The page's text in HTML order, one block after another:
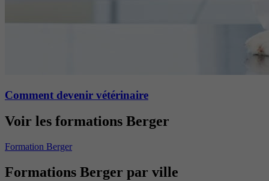
Comment devenir vétérinaire
Voir les formations Berger
Formation Berger
Formations Berger par ville